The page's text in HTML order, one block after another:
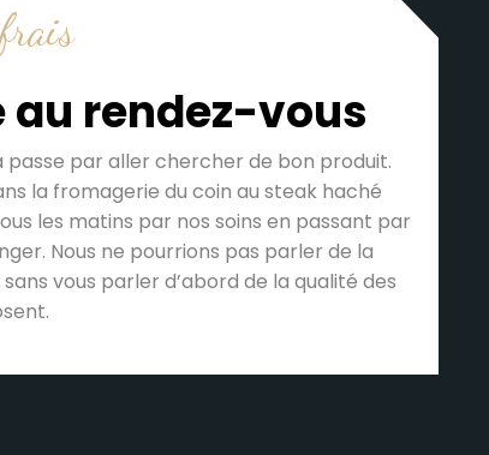
au rendez-vous
passe par aller chercher de bon produit.
la fromagerie du coin au steak haché
les matins par nos soins en passant par
Nous ne pourrions pas parler de la
vous parler d’abord de la qualité des